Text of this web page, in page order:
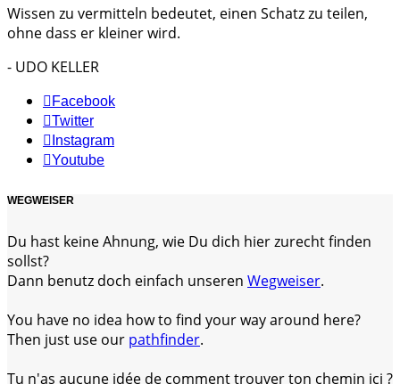
Wissen zu vermitteln bedeutet, einen Schatz zu teilen,
ohne dass er kleiner wird.
- UDO KELLER
Facebook
Twitter
Instagram
Youtube
WEGWEISER
Du hast keine Ahnung, wie Du dich hier zurecht finden
sollst?
Dann benutz doch einfach unseren Wegweiser.
You have no idea how to find your way around here?
Then just use our pathfinder.
Tu n'as aucune idée de comment trouver ton chemin ici ?